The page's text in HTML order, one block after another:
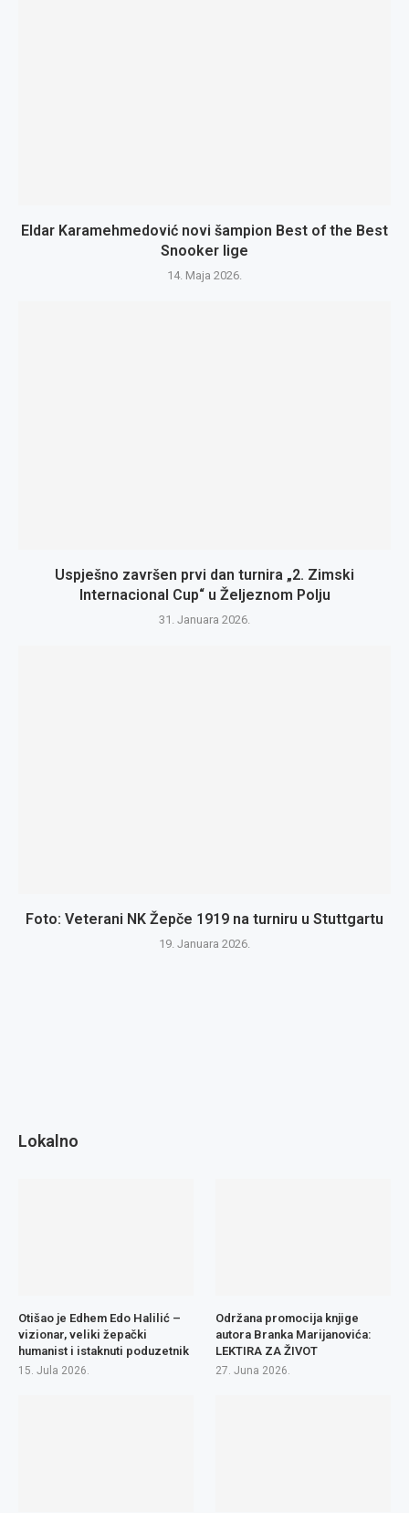
Eldar Karamehmedović novi šampion Best of the Best
Snooker lige
14. Maja 2026.
Uspješno završen prvi dan turnira „2. Zimski
Internacional Cup“ u Željeznom Polju
31. Januara 2026.
Foto: Veterani NK Žepče 1919 na turniru u Stuttgartu
19. Januara 2026.
Lokalno
Otišao je Edhem Edo Halilić –
vizionar, veliki žepački
humanist i istaknuti poduzetnik
15. Jula 2026.
Održana promocija knjige
autora Branka Marijanovića:
LEKTIRA ZA ŽIVOT
27. Juna 2026.